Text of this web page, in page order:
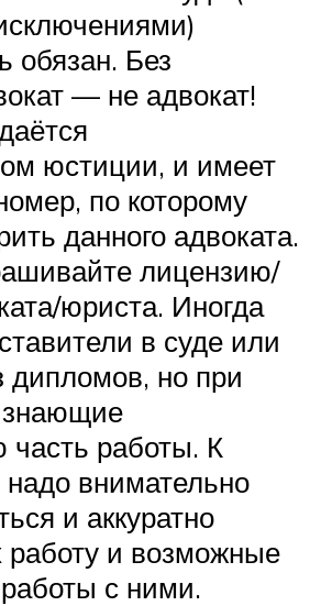
обязан. Без
— не адвокат!
юстиции, и имеет
по которому
данного адвоката.
лицензию/
юриста. Иногда
в суде или
дипломов, но при
часть работы. К
внимательно
и аккуратно
работу и возможные
с ними.